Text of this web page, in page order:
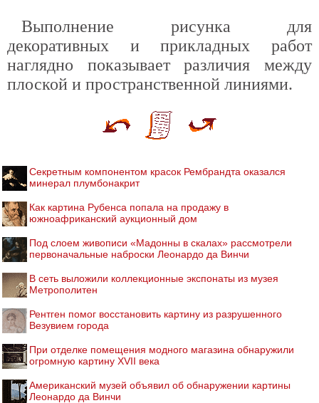
Выполнение рисунка для
декоративных и прикладных работ
наглядно показывает различия между
плоской и пространственной линиями.
Секретным компонентом красок Рембрандта оказался
минерал плумбонакрит
Как картина Рубенса попала на продажу в
южноафриканский аукционный дом
Под слоем живописи «Мадонны в скалах» рассмотрели
первоначальные наброски Леонардо да Винчи
В сеть выложили коллекционные экспонаты из музея
Метрополитен
Рентген помог восстановить картину из разрушенного
Везувием города
При отделке помещения модного магазина обнаружили
огромную картину XVII века
Американский музей объявил об обнаружении картины
Леонардо да Винчи